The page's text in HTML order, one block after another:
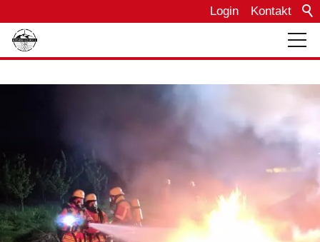
Kontakt
Login
Über uns
Bautagebuch
Einsätze
Termine